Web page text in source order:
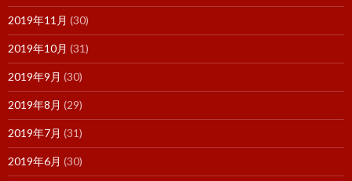
2019年11月 (30)
2019年10月 (31)
2019年9月 (30)
2019年8月 (29)
2019年7月 (31)
2019年6月 (30)